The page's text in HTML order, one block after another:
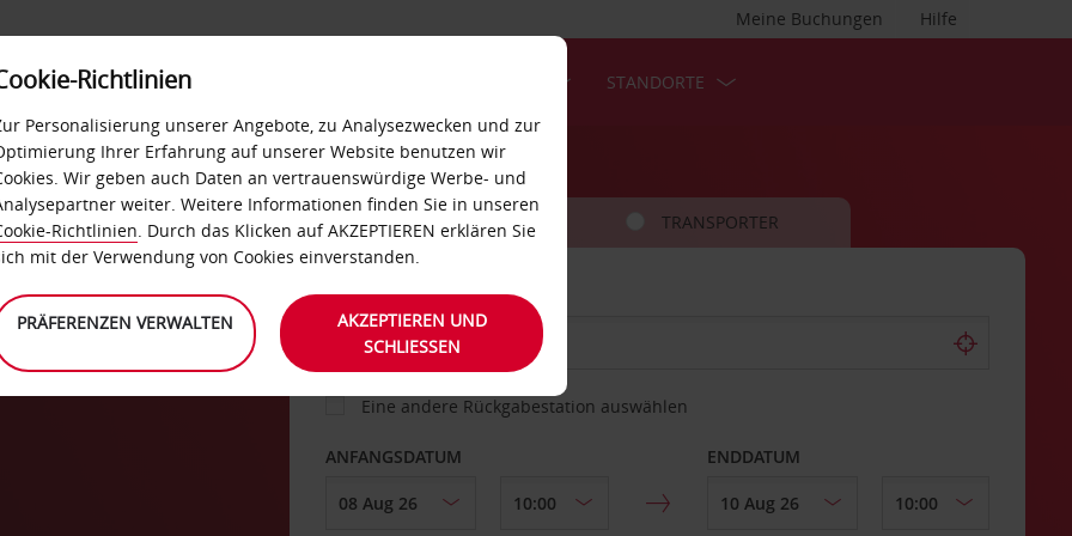
Hilfe
Meine Buchungen
SELF-SERVICES STANDORTE
FAHRZEUG TRANSPORTER
ABHOLEN VON
Eine andere Rückgabestation auswählen
ANFANGSDATUM ENDDATUM
Richtlinien
Personalisierung unserer Angebote, zu Analysezwecken und zur
Ihrer Erfahrung auf unserer Website benutzen wir
Wir geben auch Daten an vertrauenswürdige Werbe- und
weiter. Weitere Informationen finden Sie in unseren
Richtlinien. Durch das Klicken auf AKZEPTIEREN erklären Sie
mit der Verwendung von Cookies einverstanden.
PRÄFERENZEN VERWALTEN
AKZEPTIEREN UND
SCHLIESSEN